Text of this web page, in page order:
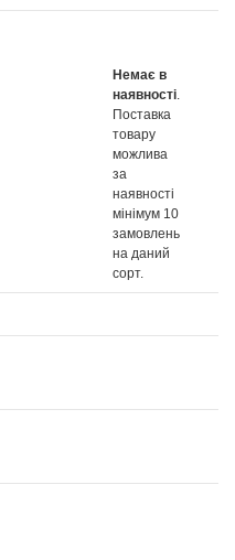
Немає в
наявності.
Поставка
товару
можлива
за
наявності
мінімум 10
замовлень
на даний
сорт.